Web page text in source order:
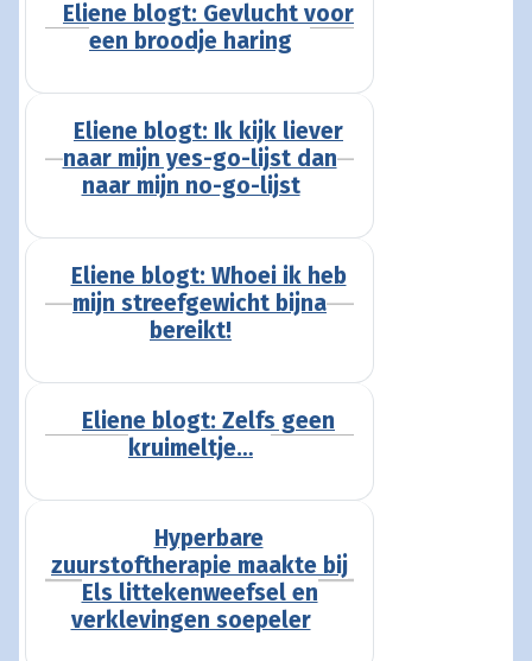
Eliene blogt: Gevlucht voor
een broodje haring
Eliene blogt: Ik kijk liever
naar mijn yes-go-lijst dan
naar mijn no-go-lijst
Eliene blogt: Whoei ik heb
mijn streefgewicht bijna
bereikt!
Eliene blogt: Zelfs geen
kruimeltje…
Hyperbare
zuurstoftherapie maakte bij
Els littekenweefsel en
verklevingen soepeler